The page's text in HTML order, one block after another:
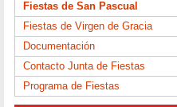
Fiestas de San Pascual
Fiestas de Virgen de Gracia
Documentación
Contacto Junta de Fiestas
Programa de Fiestas